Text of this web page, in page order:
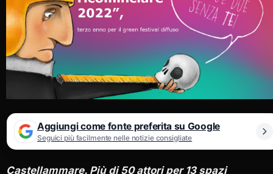
Aggiungi come fonte preferita su Google
Seguici più facilmente nelle notizie consigliate
Castellammare. Più di 50 attori per 13 spazi